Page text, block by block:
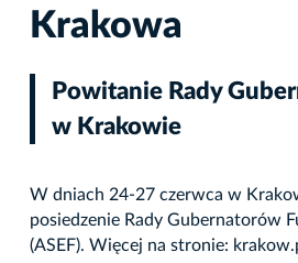
Krakowa
Powitanie Rady
w Krakowie
W dniach 24-27 czerwca w
posiedzenie Rady Gubernatorów
(ASEF). Więcej na stronie: